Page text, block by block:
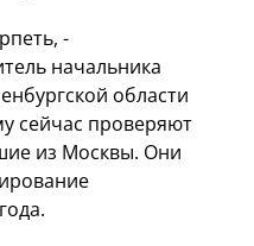
-
начальника
области
сейчас проверяют
из Москвы. Они